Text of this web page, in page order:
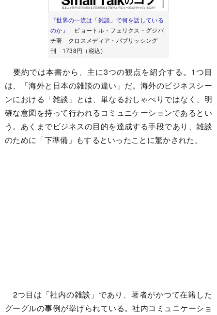
『世界の一流は「雑談」で何を話している
のか』
ピョートル・フェリクス・グジバ
チ著 クロスメディア・パブリッシング
刊 1738円（税込）
要約では本書から、主に3つの観点を紹介する。1つ目
は、「海外と日本の雑談の違い」だ。海外のビジネスシー
ンにおける「雑談」とは、単なるおしゃべりではなく、明
確な意図を持って行われるコミュニケーションであるとい
う。あくまでビジネスの目的を達成する手段であり、雑談
のために「下準備」もするといったことに驚かされた。
2つ目は「社内の雑談」であり、著者がかつて在籍した
グーグルの事例が挙げられている。社内コミュニケーショ